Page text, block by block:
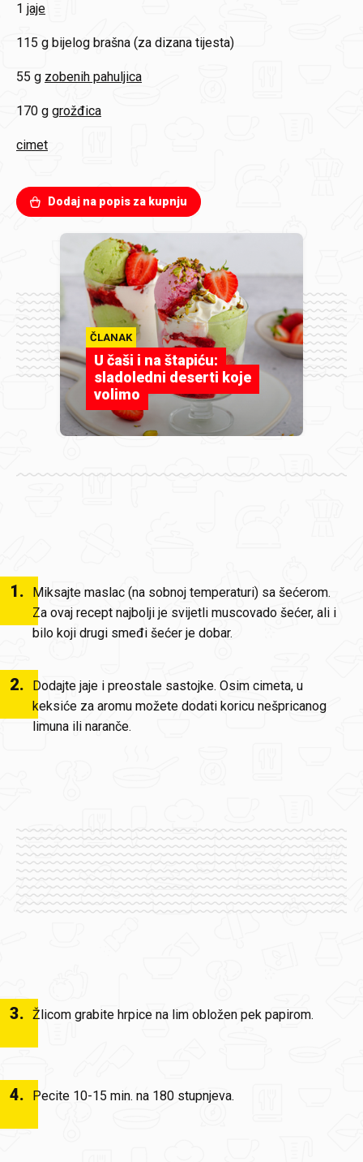
1 jaje
115 g bijelog brašna (za dizana tijesta)
55 g zobenih pahuljica
170 g grožđica
cimet
Dodaj na popis za kupnju
ČLANAK
U čaši i na štapiću:
sladoledni deserti koje
volimo
1.
Miksajte maslac (na sobnoj temperaturi) sa šećerom.
Za ovaj recept najbolji je svijetli muscovado šećer, ali i
bilo koji drugi smeđi šećer je dobar.
2.
Dodajte jaje i preostale sastojke. Osim cimeta, u
keksiće za aromu možete dodati koricu nešpricanog
limuna ili naranče.
3. Žlicom grabite hrpice na lim obložen pek papirom.
4. Pecite 10-15 min. na 180 stupnjeva.